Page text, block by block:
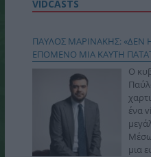
VIDCASTS
ΠΑΥΛΟΣ ΜΑΡΙΝΑΚΗΣ:
ΕΠΟΜΕΝΟ ΜΙΑ ΚΑΥΤΗ
Ο
ένα
μια